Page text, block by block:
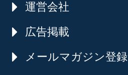
運営会社
広告掲載
メールマガジン登録